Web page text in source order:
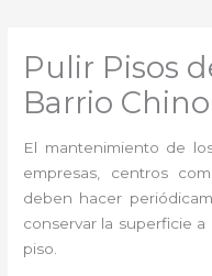
Pulir Pisos
Barrio Chino
El mantenimiento de
empresas, centros
deben hacer
conservar la superficie
piso.